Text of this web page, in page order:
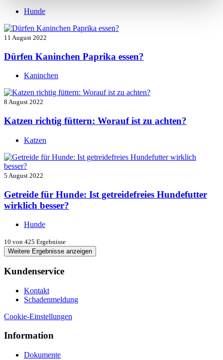
Hunde
11 August 2022
Dürfen Kaninchen Paprika essen?
Kaninchen
8 August 2022
Katzen richtig füttern: Worauf ist zu achten?
Katzen
5 August 2022
Getreide für Hunde: Ist getreidefreies Hundefutter
wirklich besser?
Hunde
10 von 425 Ergebnisse
Weitere Ergebnisse anzeigen
Kundenservice
Kontakt
Schadenmeldung
Cookie-Einstellungen
Information
Dokumente